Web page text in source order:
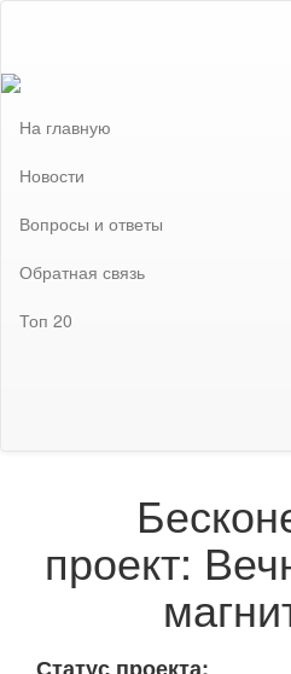
На главную
Новости
Вопросы и ответы
Обратная связь
Топ 20
проект: